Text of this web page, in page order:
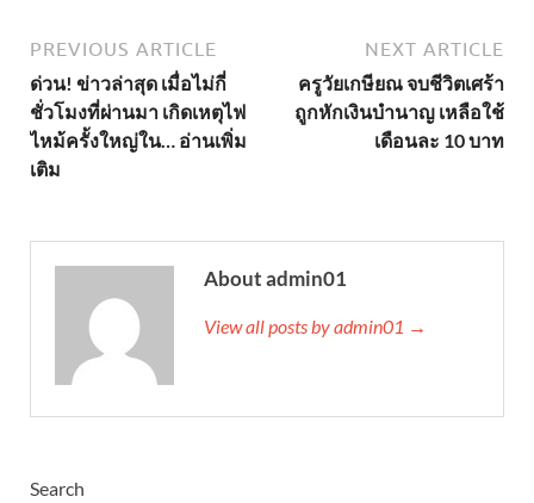
PREVIOUS ARTICLE
ด่วน! ข่าวล่าสุด เมื่อไม่กี่
ชั่วโมงที่ผ่านมา เกิดเหตุไฟ
ไหม้ครั้งใหญ่ใน… อ่านเพิ่ม
เติม
NEXT ARTICLE
ครูวัยเกษียณ จบชีวิตเศร้า
ถูกหักเงินบำนาญ เหลือใช้
เดือนละ 10 บาท
About admin01
View all posts by admin01 →
Search